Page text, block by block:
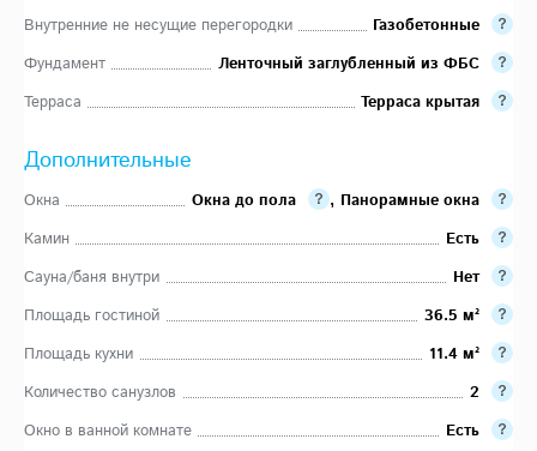
Внутренние не несущие перегородки
Газобетонные
Фундамент
Ленточный заглубленный из ФБС
Терраса
Терраса крытая
Дополнительные
Окна Окна до пола , Панорамные окна
Камин
Есть
Сауна/баня внутри
Нет
Площадь гостиной
36.5 м²
Площадь кухни
11.4 м²
Количество санузлов
2
Окно в ванной комнате
Есть